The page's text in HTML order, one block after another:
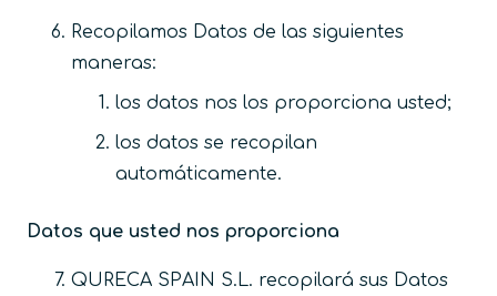
Recopilamos Datos de las siguientes
maneras:
los datos nos los proporciona usted;
los datos se recopilan
automáticamente.
Datos que usted nos proporciona
QURECA SPAIN S.L. recopilará sus Datos